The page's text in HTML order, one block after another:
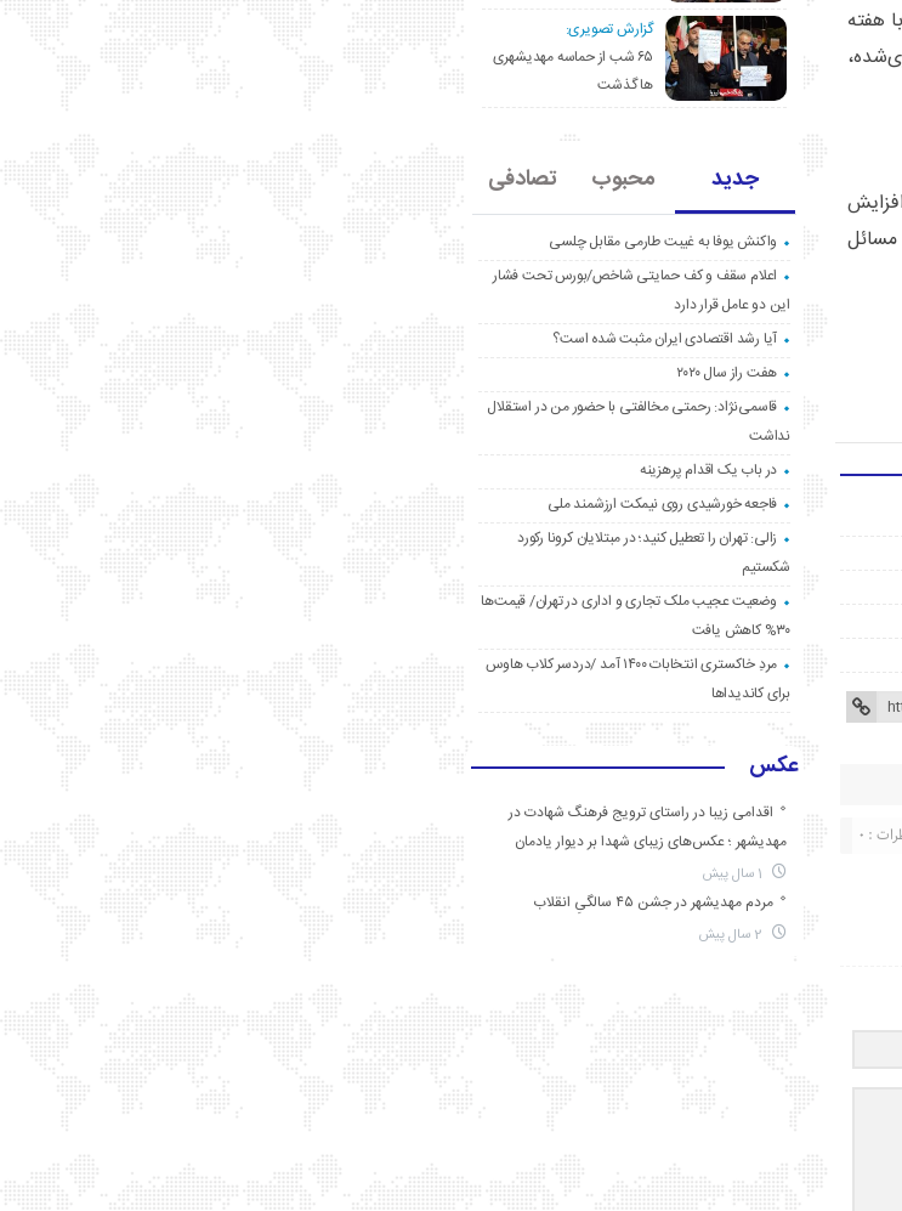
۱۲ عرصه هم‌زمان با هفته
: 0
گزارش تصویری:
۶۵ شب از حماسه مهدیشهری
ها گذشت
جدید محبوب تصادفی
واکنش یوفا به غیبت طارمی مقابل چلسی
اعلام سقف و کف حمایتی شاخص/بورس تحت فشار
این دو عامل قرار دارد
آیا رشد اقتصادی ایران مثبت شده است؟
هفت راز سال ۲۰۲۰
قاسمی‌نژاد: رحمتی مخالفتی با حضور من در استقلال
نداشت
در باب یک اقدام پرهزینه
فاجعه خورشیدی روی نیمکت ارزشمند ملی
زالی: تهران را تعطیل کنید؛ در مبتلایان کرونا رکورد
شکستیم
وضعیت عجیب ملک تجاری و اداری در تهران/ قیمت‌ها
۳۰% کاهش یافت
مردِ خاکستری انتخابات ۱۴۰۰ آمد /دردسر کلاب هاوس
برای کاندیداها
عکس
اقدامی زیبا در راستای ترویج فرهنگ شهادت در
مهدیشهر ؛ عکس‌های زیبای شهدا بر دیوار یادمان
مردم مهدیشهر در جشن ۴۵ سالگیِ انقلاب